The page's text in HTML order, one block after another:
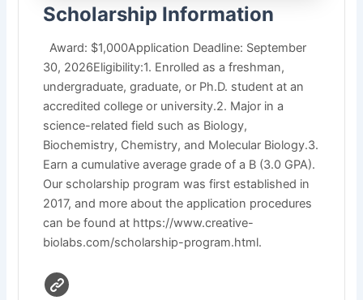
Scholarship Information
Award: $1,000Application Deadline: September
30, 2026Eligibility:1. Enrolled as a freshman,
undergraduate, graduate, or Ph.D. student at an
accredited college or university.2. Major in a
science-related field such as Biology,
Biochemistry, Chemistry, and Molecular Biology.3.
Earn a cumulative average grade of a B (3.0 GPA).
Our scholarship program was first established in
2017, and more about the application procedures
can be found at https://www.creative-
biolabs.com/scholarship-program.html.